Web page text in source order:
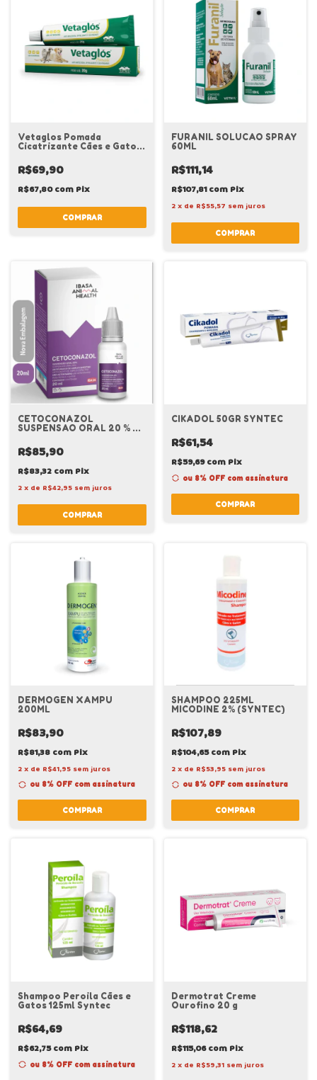
Vetaglos Pomada
Cicatrizante Cães e Gatos
R$69,90
R$67,80com Pix
FURANIL SOLUCAO SPRAY
60ML
R$111,14
R$107,81com Pix
2 x de R$55,57 sem juros
CETOCONAZOL
SUSPENSAO ORAL 20 % 20
R$85,90
R$83,32 com Pix
2 x de R$42,95 sem juros
CIKADOL 50GR SYNTEC
R$61,54
R$59,69com Pix
ou 8% OFF com assinatura
COMPRAR
DERMOGEN XAMPU
200ML
R$83,90
R$81,38 com Pix
2 x de R$41,95 sem juros
ou 8% OFF com assinatura
COMPRAR
SHAMPOO 225ML
MICODINE 2% (SYNTEC)
R$107,89
R$104,65com Pix
2 x de R$53,95 sem juros
ou 8% OFF com assinatura
COMPRAR
Shampoo Peroila Cães e
Gatos 125ml Syntec
R$64,69
R$62,75com Pix
ou 8% OFF com assinatura
Dermotrat Creme
Ourofino 20 g
R$118,62
R$115,06com Pix
2 x de R$59,31 sem juros